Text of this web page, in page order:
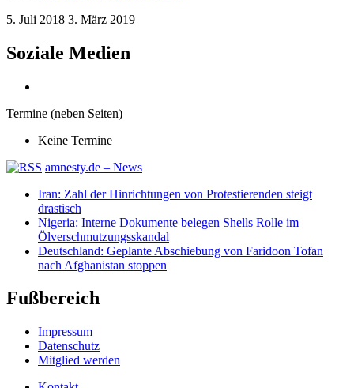
5. Juli 2018 3. März 2019
Soziale Medien
Termine (neben Seiten)
Keine Termine
amnesty.de – News
Iran: Zahl der Hinrichtungen von Protestierenden steigt
drastisch
Nigeria: Interne Dokumente belegen Shells Rolle im
Ölverschmutzungsskandal
Deutschland: Geplante Abschiebung von Faridoon Tofan
nach Afghanistan stoppen
Fußbereich
Impressum
Datenschutz
Mitglied werden